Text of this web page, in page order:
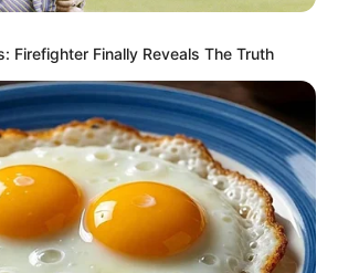
CƏMİYYƏT
Bu küçələrdə
MƏHDUDLAŞDIRILIR
0
Firefighter Finally Reveals The Truth